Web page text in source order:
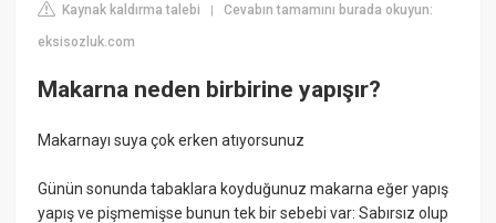
Kaynak kaldırma talebi |Cevabın tamamını burada okuyun:
eksisozluk.com
Makarna neden birbirine yapışır?
Makarnayı suya çok erken atıyorsunuz
Günün sonunda tabaklara koyduğunuz makarna eğer yapış
yapış ve pişmemişse bunun tek bir sebebi var: Sabırsız olup